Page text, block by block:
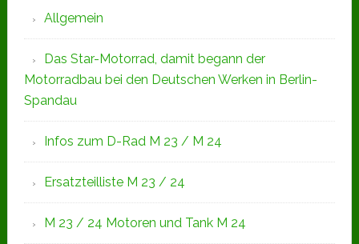
Allgemein
Das Star-Motorrad, damit begann der
Motorradbau bei den Deutschen Werken in Berlin-
Spandau
Infos zum D-Rad M 23 / M 24
Ersatzteilliste M 23 / 24
M 23 / 24 Motoren und Tank M 24